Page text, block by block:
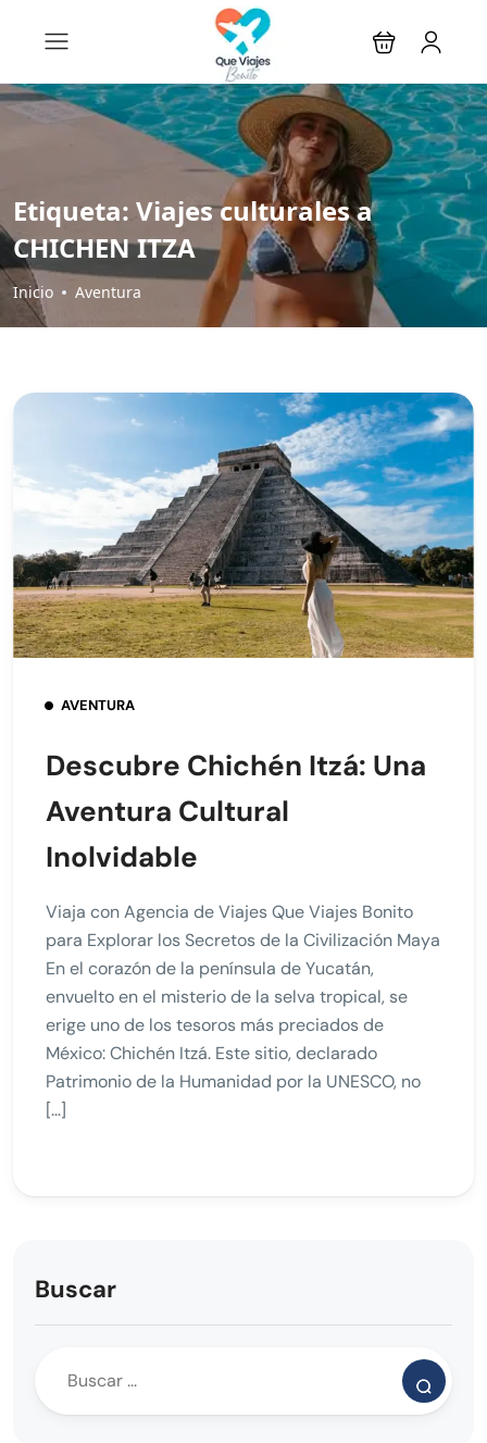
Etiqueta: Viajes culturales a
CHICHEN ITZA
Inicio Aventura
AVENTURA
Descubre Chichén Itzá: Una
Aventura Cultural
Inolvidable
Viaja con Agencia de Viajes Que Viajes Bonito
para Explorar los Secretos de la Civilización Maya
En el corazón de la península de Yucatán,
envuelto en el misterio de la selva tropical, se
erige uno de los tesoros más preciados de
México: Chichén Itzá. Este sitio, declarado
Patrimonio de la Humanidad por la UNESCO, no
[…]
Buscar